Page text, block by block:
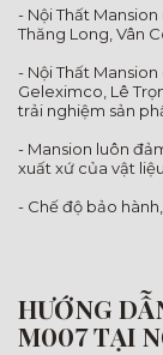
- Nội Thất
Thăng Long, Vân
- Nội Thất
Geleximco, Lê
trải nghiệm sản
- Mansion luôn
xuất xứ của vật
- Chế độ bảo
HƯỚNG
M007 TẠI